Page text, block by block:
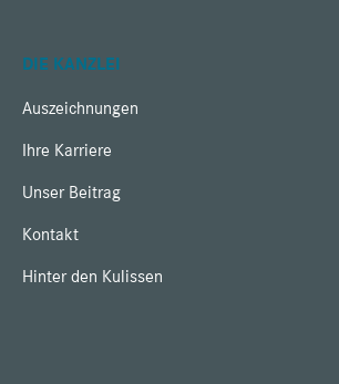
DIE KANZLEI
Auszeichnungen
Ihre Karriere
Unser Beitrag
Kontakt
Hinter den Kulissen